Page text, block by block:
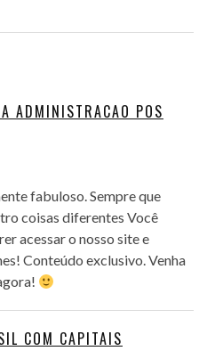
ADMINISTRACAO POS
fabuloso. Sempre que
coisas diferentes Você
acessar o nosso site e
Conteúdo exclusivo. Venha
COM CAPITAIS